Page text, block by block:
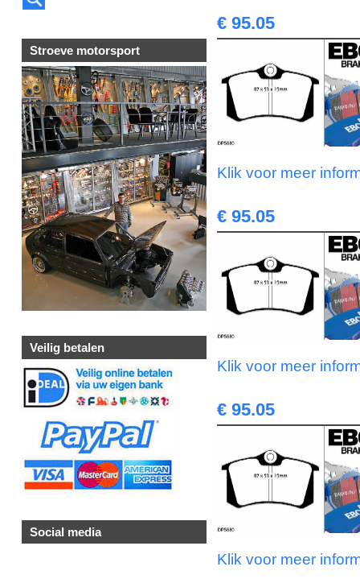
Stroeve motorsport
Veilig betalen
Social media
€ 95.05
Klik voor meer
€ 95.05
Klik voor meer
€ 95.05
Klik voor meer